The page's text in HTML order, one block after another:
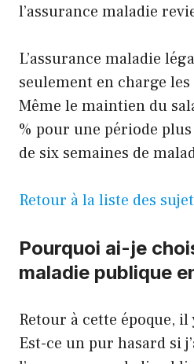
l’assurance maladie
L’assurance maladie
seulement en charge
Même le maintien du
% pour une période
de six semaines de
Retour à la liste des
Pourquoi ai-je
maladie publique
Retour à cette époque, il
Est-ce un pur hasard si